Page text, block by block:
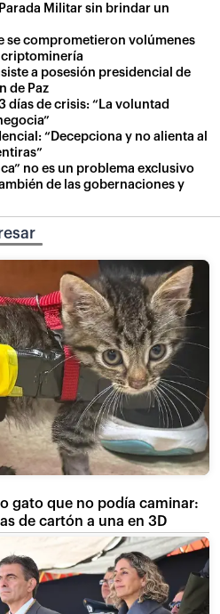
Militar sin brindar un
se comprometieron volúmenes
criptominería
a posesión presidencial de
de Paz
días de crisis: “La voluntad
“Decepciona y no alienta al
no es un problema exclusivo
de las gobernaciones y
gato que no podía caminar:
de cartón a una en 3D